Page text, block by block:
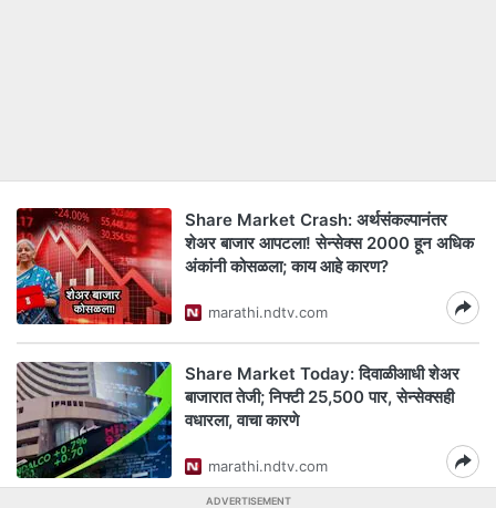
Share Market Crash: अर्थसंकल्पानंतर
शेअर बाजार आपटला! सेन्सेक्स 2000 हून अधिक
अंकांनी कोसळला; काय आहे कारण?
marathi.ndtv.com
Share Market Today: दिवाळीआधी शेअर
बाजारात तेजी; निफ्टी 25,500 पार, सेन्सेक्सही
वधारला, वाचा कारणे
marathi.ndtv.com
ADVERTISEMENT